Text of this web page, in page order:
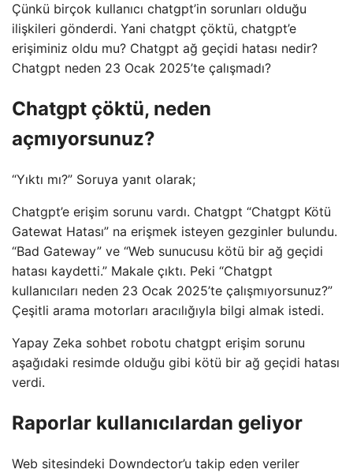
Çünkü birçok kullanıcı chatgpt’in sorunları olduğu
ilişkileri gönderdi. Yani chatgpt çöktü, chatgpt’e
erişiminiz oldu mu? Chatgpt ağ geçidi hatası nedir?
Chatgpt neden 23 Ocak 2025’te çalışmadı?
Chatgpt çöktü, neden
açmıyorsunuz?
“Yıktı mı?” Soruya yanıt olarak;
Chatgpt’e erişim sorunu vardı. Chatgpt “Chatgpt Kötü
Gatewat Hatası” na erişmek isteyen gezginler bulundu.
“Bad Gateway” ve “Web sunucusu kötü bir ağ geçidi
hatası kaydetti.” Makale çıktı. Peki “Chatgpt
kullanıcıları neden 23 Ocak 2025’te çalışmıyorsunuz?”
Çeşitli arama motorları aracılığıyla bilgi almak istedi.
Yapay Zeka sohbet robotu chatgpt erişim sorunu
aşağıdaki resimde olduğu gibi kötü bir ağ geçidi hatası
verdi.
Raporlar kullanıcılardan geliyor
Web sitesindeki Downdector’u takip eden veriler